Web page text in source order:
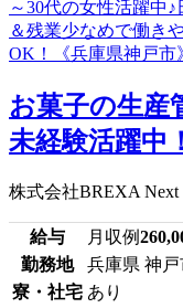
お菓子の生産
未経験活躍中
株式会社BREXA Next
給与 月収例
勤務地
兵庫県 神戸
寮・社宅 あり